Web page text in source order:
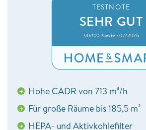
TESTNOTE
SEHR GUT
90/100 Punkte • 02/2026
+ Hohe CADR von 713 m³/h
+ Für große Räume bis 185,5 m²
+ HEPA- und Aktivkohlefilter